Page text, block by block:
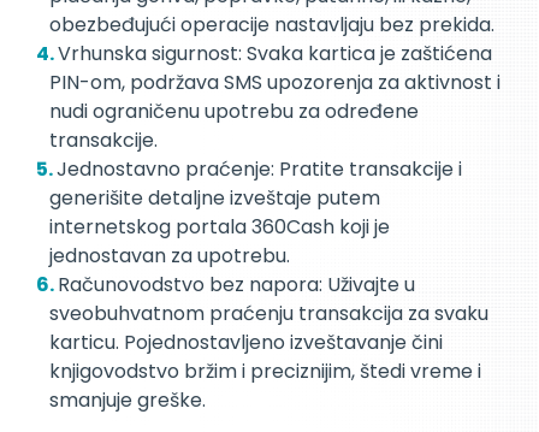
obezbeđujući operacije nastavljaju bez prekida.
Vrhunska sigurnost: Svaka kartica je zaštićena
PIN-om, podržava SMS upozorenja za aktivnost i
nudi ograničenu upotrebu za određene
transakcije.
Jednostavno praćenje: Pratite transakcije i
generišite detaljne izveštaje putem
internetskog portala 360Cash koji je
jednostavan za upotrebu.
Računovodstvo bez napora: Uživajte u
sveobuhvatnom praćenju transakcija za svaku
karticu. Pojednostavljeno izveštavanje čini
knjigovodstvo bržim i preciznijim, štedi vreme i
smanjuje greške.